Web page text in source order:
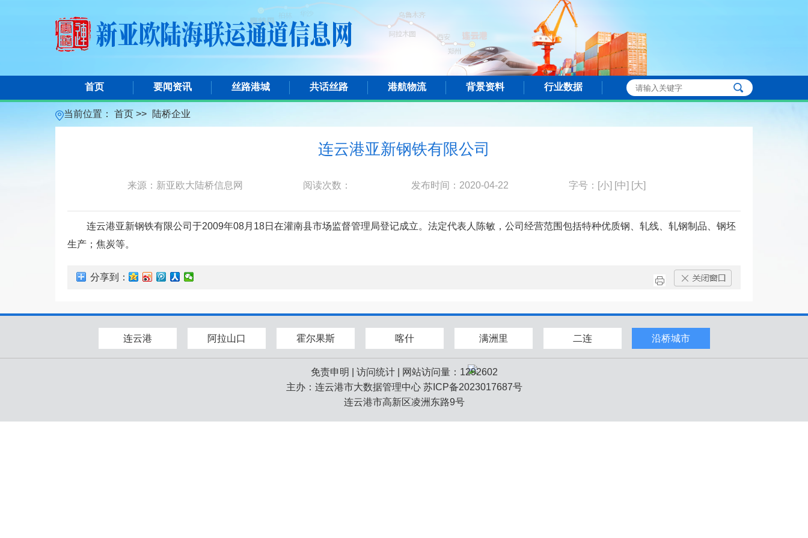
首页 要闻资讯 丝路港城 共话丝路 港航物流 背景资料 行业数据
当前位置： 首页 >> 陆桥企业
连云港亚新钢铁有限公司
来源：新亚欧大陆桥信息网 阅读次数： 发布时间：2020-04-22 字号： [小] [中] [大]
连云港亚新钢铁有限公司于2009年08月18日在灌南县市场监督管理局登记成立。法定代表人陈敏，公司经营范围包括特种优质钢、轧线、轧钢制品、钢坯
生产；焦炭等。
分享到：
连云港 阿拉山口 霍尔果斯 喀什 满洲里 二连 沿桥城市
免责申明 访问统计| 网站访问量：1292602
主办：连云港市大数据管理中心 苏ICP备2023017687号
连云港市高新区凌洲东路9号